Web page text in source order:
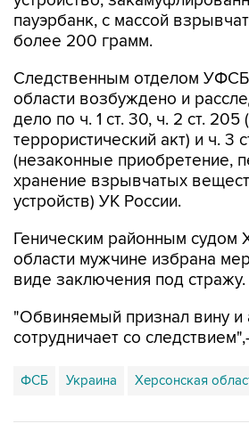
более 200 грамм.
Следственным отделом УФСБ
дело по ч. 1 ст. 30, ч. 2 ст.
террористический акт) и ч. 3
(незаконные приобретение,
хранение взрывчатых
устройств) УК России.
Геническим районным судом
виде заключения под стражу.
"Обвиняемый признал вину и
ФСБ Украина Херсонская